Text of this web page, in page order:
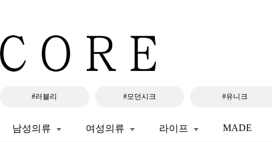
#러블리 #모던시크 #유니크
남성의류 여성의류 라이프 MADE